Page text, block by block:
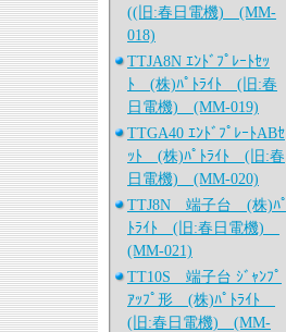
((旧:春日電機) (MM-
018)
TTJA8N ｴﾝﾄﾞﾌﾟﾚｰﾄｾｯ
ﾄ (株)ﾊﾟﾄﾗｲﾄ (旧:春
日電機) (MM-019)
TTGA40 ｴﾝﾄﾞﾌﾟﾚｰﾄABｾ
ｯﾄ (株)ﾊﾟﾄﾗｲﾄ (旧:春
日電機) (MM-020)
TTJ8N 端子台 (株)ﾊﾟ
ﾄﾗｲﾄ (旧:春日電機)
(MM-021)
TT10S 端子台 ｼﾞｬﾝﾌﾟ
ｱｯﾌﾟ形 (株)ﾊﾟﾄﾗｲﾄ
(旧:春日電機) (MM-